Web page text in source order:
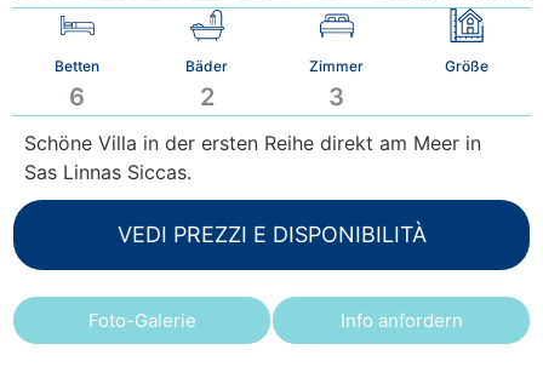
Betten
6
Bäder
2
Zimmer
3
Größe
Schöne Villa in der ersten Reihe direkt am Meer in
Sas Linnas Siccas.
VEDI PREZZI E DISPONIBILITÀ
Foto-Galerie Info anfordern